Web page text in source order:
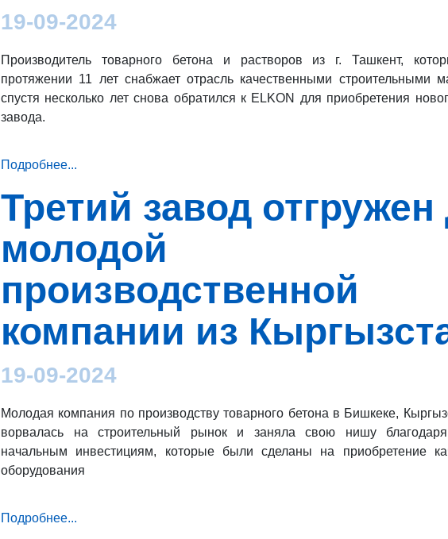
19-09-2024
Производитель товарного бетона и растворов из г. Ташкент,
протяжении 11 лет снабжает отрасль качественными строительными
спустя несколько лет снова обратился к ELKON для приобретения
завода.
Подробнее...
Третий завод отгружен
молодой
производственной
компании из
19-09-2024
Молодая компания по производству товарного бетона в Бишкеке,
ворвалась на строительный рынок и заняла свою нишу
начальным инвестициям, которые были сделаны на приобретение
оборудования
Подробнее...